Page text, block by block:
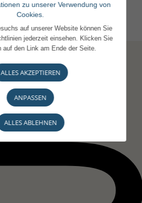
zu unserer Verwendung von
Cookies.
auf unserer Website können Sie
jederzeit einsehen. Klicken Sie
auf den Link am Ende der Seite.
ALLES AKZEPTIEREN
ANPASSEN
ALLES ABLEHNEN